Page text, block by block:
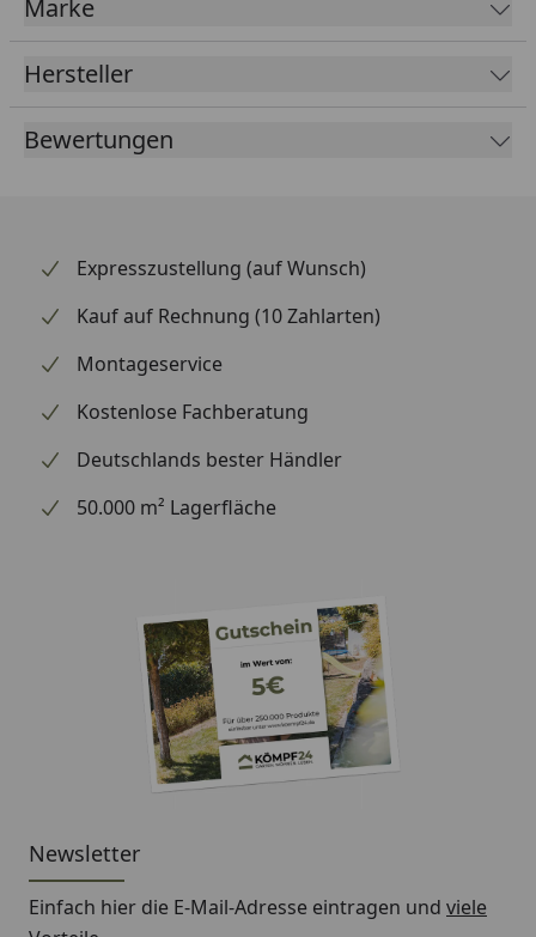
Breite: 130 oder 154 cm
Tiefe: 63 cm
Höhe vorne: 65 cm
Höhe hinten: 83 cm
Marke
Hersteller
Bewertungen
Expresszustellung (auf Wunsch)
Kauf auf Rechnung (10 Zahlarten)
Montageservice
Kostenlose Fachberatung
Deutschlands bester Händler
50.000 m² Lagerfläche
Newsletter
Einfach hier die E-Mail-Adresse eintragen und viele